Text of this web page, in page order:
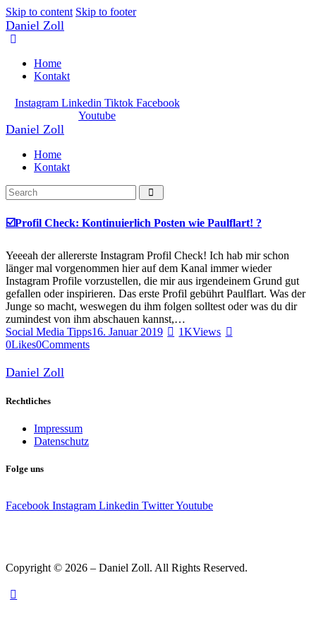
Skip to content Skip to footer
Daniel Zoll
Home
Kontakt
Instagram Linkedin Tiktok Facebook
Youtube
Daniel Zoll
Home
Kontakt
☑️Profil Check: Kontinuierlich Posten wie Paulflart! ?
Yeeeah der allererste Instagram Profil Check! Ich hab mir schon
länger mal vorgenommen hier auf dem Kanal immer wieder
Instagram Profile vorzustellen, die mir aus irgendeinem Grund gut
gefallen oder inspirieren. Das erste Profil gebührt Paulflart. Was der
Junge so macht, weswegen du ihm folgen solltest oder was du dir
zumindest von ihm abschauen kannst,…
Social Media Tipps16. Januar 2019 1KViews
0Likes0Comments
Daniel Zoll
Rechtliches
Impressum
Datenschutz
Folge uns
Facebook Instagram Linkedin TwitterYoutube
Copyright © 2026 – Daniel Zoll. All Rights Reserved.